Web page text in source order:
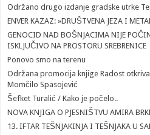
Održano drugo izdanje gradske utrke
ENVER KAZAZ: »DRUŠTVENA JEZA I
GENOCID NAD BOŠNJACIMA NIJE
ISKLJUČIVO NA PROSTORU SREBRENICE
Ponovo smo na terenu
Održana promocija knjige Radost
Momčilo Spasojević
Šefket Turalić / Kako je počelo..
NOVA KNJIGA O PJESNIŠTVU AMIRA
13. IFTAR TEŠNJAKINJA I TEŠNJAKA U